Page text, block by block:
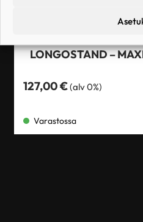
LONGOSTAND –
127,00€(alv 0%)
Varastossa